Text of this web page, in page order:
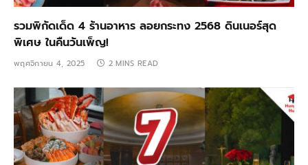
รวมพิกัดเด็ด 4 ร้านอาหาร ลอยกระทง 2568 ดินเนอร์สุด
พิเศษ ในคืนวันเพ็ญ!
พฤศจิกายน 4, 2025 2 MINS READ